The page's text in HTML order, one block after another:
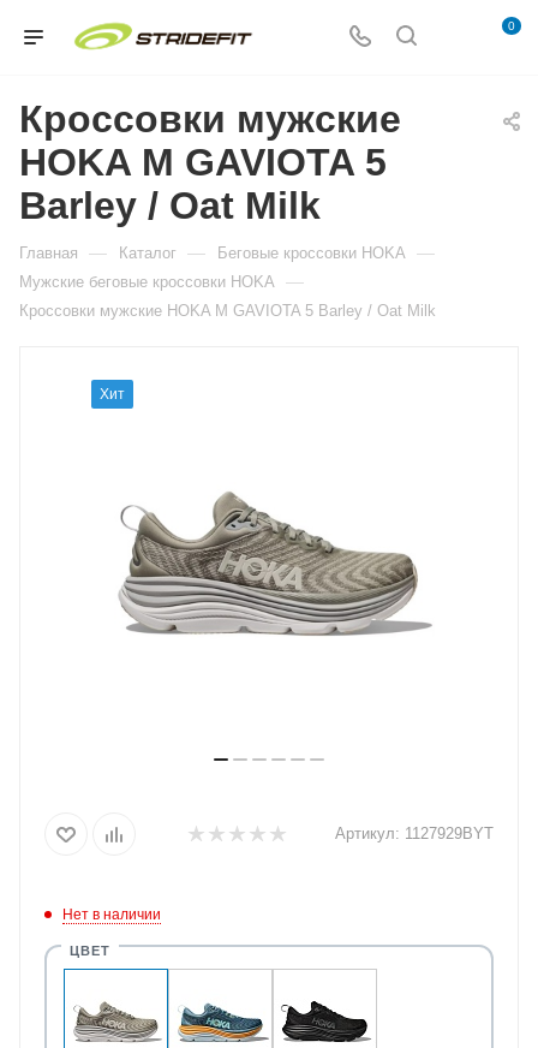
0
Кроссовки мужские
HOKA M GAVIOTA 5
Barley / Oat Milk
Главная — Каталог — Беговые кроссовки HOKA —
Мужские беговые кроссовки HOKA —
Кроссовки мужские HOKA M GAVIOTA 5 Barley / Oat Milk
Хит
Артикул: 1127929BYT
Нет в наличии